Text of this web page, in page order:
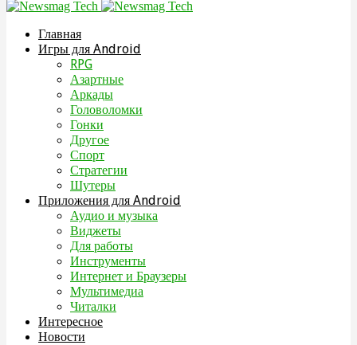
Главная
Игры для Android
RPG
Азартные
Аркады
Головоломки
Гонки
Другое
Спорт
Стратегии
Шутеры
Приложения для Android
Аудио и музыка
Виджеты
Для работы
Инструменты
Интернет и Браузеры
Мультимедиа
Читалки
Интересное
Новости